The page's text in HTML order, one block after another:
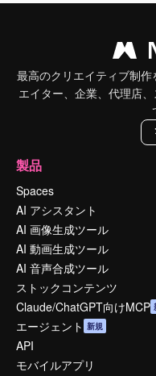
最高のクリエイティブ制
エイター、企業、代理店
製品
Spaces
AI アシスタント
AI 画像生成ツール
AI 動画生成ツール
AI 音声合成ツール
ストックコンテンツ
Claude/ChatGPT向けMCP
エージェント 新規
API
モバイルアプリ